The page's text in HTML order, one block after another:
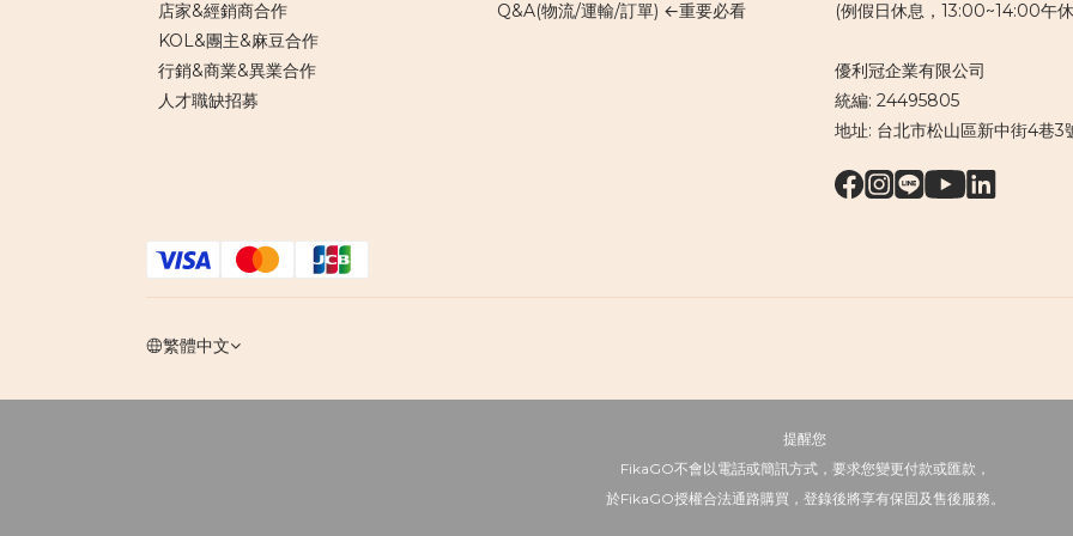
店家&經銷商合作
KOL&團主&麻豆合作
行銷&商業&異業合作
人才職缺招募
Q&A(物流/運輸/訂單) ←重要必看
(例假日休息，13:00~14:00午
優利冠企業有限公司
統編: 24495805
地址: 台北市松山區新中街4巷3
繁體中文
提醒您
FikaGO不會以電話或簡訊方式，要求您變更付款或匯款，
於FikaGO授權合法通路購買，登錄後將享有保固及售後服務。